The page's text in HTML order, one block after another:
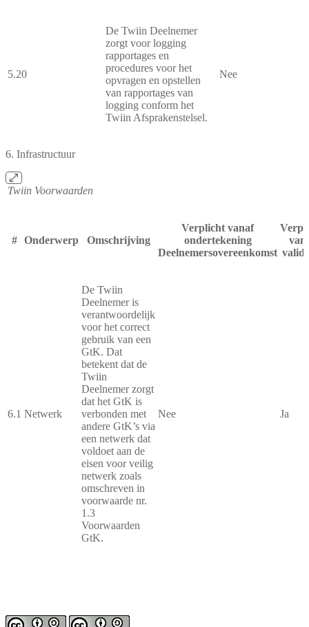
5.20
De Twiin Deelnemer
zorgt voor logging
rapportages en
procedures voor het
opvragen en opstellen
van rapportages van
logging conform het
Twiin Afsprakenstelsel.
Nee
6. Infrastructuur
Twiin Voorwaarden
# Onderwerp Omschrijving
Verplicht vanaf
ondertekening
Deelnemersovereenkomst
6.1 Netwerk
De Twiin
Deelnemer is
verantwoordelijk
voor het correct
gebruik van een
GtK. Dat
betekent dat de
Twiin
Deelnemer zorgt
dat het GtK is
verbonden met
andere GtK’s via
een netwerk dat
voldoet aan de
eisen voor veilig
netwerk zoals
omschreven in
voorwaarde nr.
1.3
Voorwaarden
GtK.
Nee Ja